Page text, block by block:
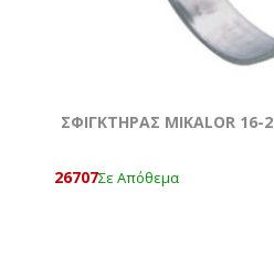
ΣΦΙΓΚΤΗΡΑΣ MIKALOR
26707Σε Απόθεμα